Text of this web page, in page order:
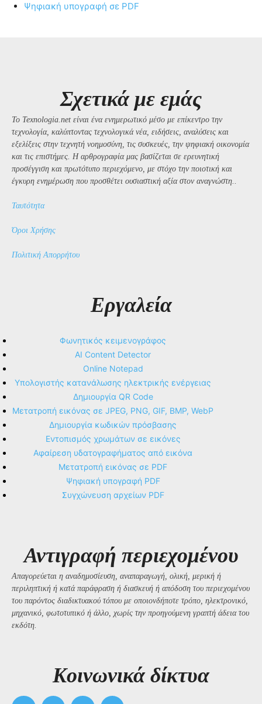
Ψηφιακή υπογραφή σε PDF
Σχετικά με εμάς
Το Texnologia.net είναι ένα ενημερωτικό μέσο με επίκεντρο την
τεχνολογία, καλύπτοντας τεχνολογικά νέα, ειδήσεις, αναλύσεις και
εξελίξεις στην τεχνητή νοημοσύνη, τις συσκευές, την ψηφιακή οικονομία
και τις επιστήμες. Η αρθρογραφία μας βασίζεται σε ερευνητική
προσέγγιση και πρωτότυπο περιεχόμενο, με στόχο την ποιοτική και
έγκυρη ενημέρωση που προσθέτει ουσιαστική αξία στον αναγνώστη..
Ταυτότητα
Όροι Χρήσης
Πολιτική Απορρήτου
Εργαλεία
Φωνητικός κειμενογράφος
AI Content Detector
Online Notepad
Υπολογιστής κατανάλωσης ηλεκτρικής ενέργειας
Δημιουργία QR Code
Μετατροπή εικόνας σε JPEG, PNG, GIF, BMP, WebP
Δημιουργία κωδικών πρόσβασης
Εντοπισμός χρωμάτων σε εικόνες
Αφαίρεση υδατογραφήματος από εικόνα
Μετατροπή εικόνας σε PDF
Ψηφιακή υπογραφή PDF
Συγχώνευση αρχείων PDF
Αντιγραφή περιεχομένου
Απαγορεύεται η αναδημοσίευση, αναπαραγωγή, ολική, μερική ή
περιληπτική ή κατά παράφραση ή διασκευή ή απόδοση του περιεχομένου
του παρόντος διαδικτυακού τόπου με οποιονδήποτε τρόπο, ηλεκτρονικό,
μηχανικό, φωτοτυπικό ή άλλο, χωρίς την προηγούμενη γραπτή άδεια του
εκδότη.
Kοινωνικά δίκτυα